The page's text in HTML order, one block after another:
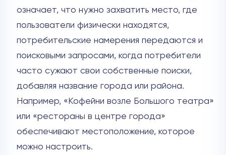
означает, что нужно захватить место, где
пользователи физически находятся,
потребительские намерения передаются и
поисковыми запросами, когда потребители
часто сужают свои собственные поиски,
добавляя название города или района.
Например, «Кофейни возле Большого театра»
или «рестораны в центре города»
обеспечивают местоположение, которое
можно настроить.